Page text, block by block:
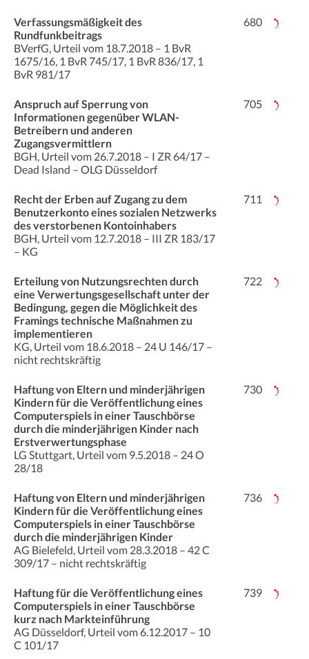
Verfassungsmäßigkeit des
Rundfunkbeitrags
BVerfG, Urteil vom 18.7.2018 – 1 BvR
1675/16, 1 BvR 745/17, 1 BvR 836/17, 1
BvR 981/17
680
Anspruch auf Sperrung von
Informationen gegenüber WLAN-
Betreibern und anderen
Zugangsvermittlern
BGH, Urteil vom 26.7.2018 – I ZR 64/17 –
Dead Island – OLG Düsseldorf
705
Recht der Erben auf Zugang zu dem
Benutzerkonto eines sozialen Netzwerks
des verstorbenen Kontoinhabers
BGH, Urteil vom 12.7.2018 – III ZR 183/17
– KG
711
Erteilung von Nutzungsrechten durch
eine Verwertungsgesellschaft unter der
Bedingung, gegen die Möglichkeit des
Framings technische Maßnahmen zu
implementieren
KG, Urteil vom 18.6.2018 – 24 U 146/17 –
nicht rechtskräftig
722
Haftung von Eltern und minderjährigen
Kindern für die Veröffentlichung eines
Computerspiels in einer Tauschbörse
durch die minderjährigen Kinder nach
Erstverwertungsphase
LG Stuttgart, Urteil vom 9.5.2018 – 24 O
28/18
730
Haftung von Eltern und minderjährigen
Kindern für die Veröffentlichung eines
Computerspiels in einer Tauschbörse
durch die minderjährigen Kinder
AG Bielefeld, Urteil vom 28.3.2018 – 42 C
309/17 – nicht rechtskräftig
736
Haftung für die Veröffentlichung eines
Computerspiels in einer Tauschbörse
kurz nach Markteinführung
AG Düsseldorf, Urteil vom 6.12.2017 – 10
C 101/17
739